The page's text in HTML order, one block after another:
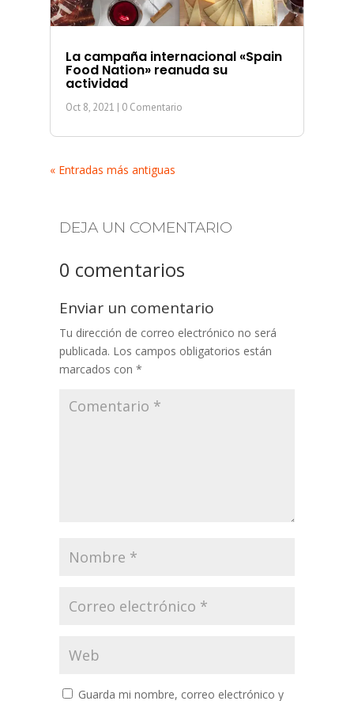
La campaña internacional «Spain
Food Nation» reanuda su
actividad
Oct 8, 2021 | 0 Comentario
« Entradas más antiguas
DEJA UN COMENTARIO
0 comentarios
Enviar un comentario
Tu dirección de correo electrónico no será
publicada. Los campos obligatorios están
marcados con *
Guarda mi nombre, correo electrónico y